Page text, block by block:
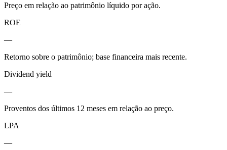
Preço em relação ao patrimônio líquido por ação.
ROE
—
Retorno sobre o patrimônio; base financeira mais recente.
Dividend yield
—
Proventos dos últimos 12 meses em relação ao preço.
LPA
—